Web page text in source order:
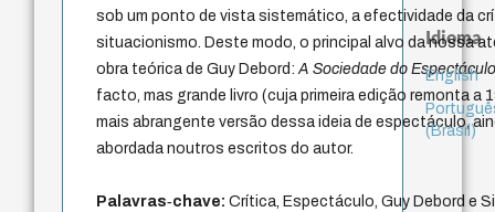
sob um ponto de vista sistemático, a efectividade da
situacionismo. Deste modo, o principal alvo da nossa
obra teórica de Guy Debord:A Sociedade do
facto, mas grande livro (cuja primeira edição remonta a
mais abrangente versão dessa ideia de espectáculo,
abordada noutros escritos do autor.
Palavras‑chave: Crítica, Espectáculo, Guy Debord e
Idioma
English
(Brasil)